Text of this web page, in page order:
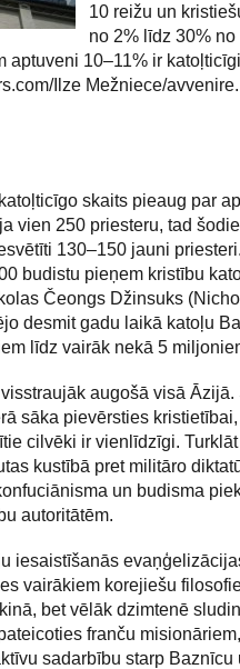
10 reižu un
no 2% līdz 30% no
aptuveni 10–11% ir
Ilze Mežniece/
skaits pieaug par
vien 250 priesteru, tad
130–150 jauni
budistu pieņem kristību
Čeongs Džinsuks
desmit gadu laikā katoļu
līdz vairāk nekā 5
augošā visā Āzijā.
sāka pievērsties
cilvēki ir vienlīdzīgi.
kustībā pret militāro
un budisma
autoritātēm.
iesaistīšanās
vairākiem korejiešu
bet vēlāk dzimtenē
franču
sadarbību starp Baznīcu